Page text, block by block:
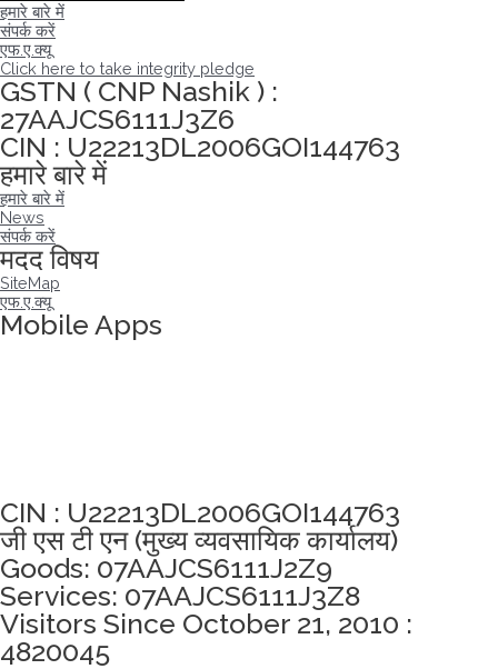
हमारे बारे में
संपर्क करें
एफ.ए.क्यू
Click here to take integrity pledge
GSTN ( CNP Nashik ) :
27AAJCS6111J3Z6
CIN : U22213DL2006GOI144763
हमारे बारे में
हमारे बारे में
News
संपर्क करें
मदद विषय
SiteMap
एफ.ए.क्यू
Mobile Apps
CIN : U22213DL2006GOI144763
जी एस टी एन (मुख्य व्यवसायिक कार्यालय)
Goods: 07AAJCS6111J2Z9
Services: 07AAJCS6111J3Z8
Visitors Since October 21, 2010 :
4820045